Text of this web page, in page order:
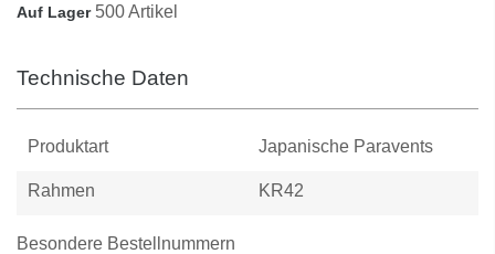
Auf Lager 500 Artikel
Technische Daten
Produktart Japanische Paravents
Rahmen KR42
Besondere Bestellnummern